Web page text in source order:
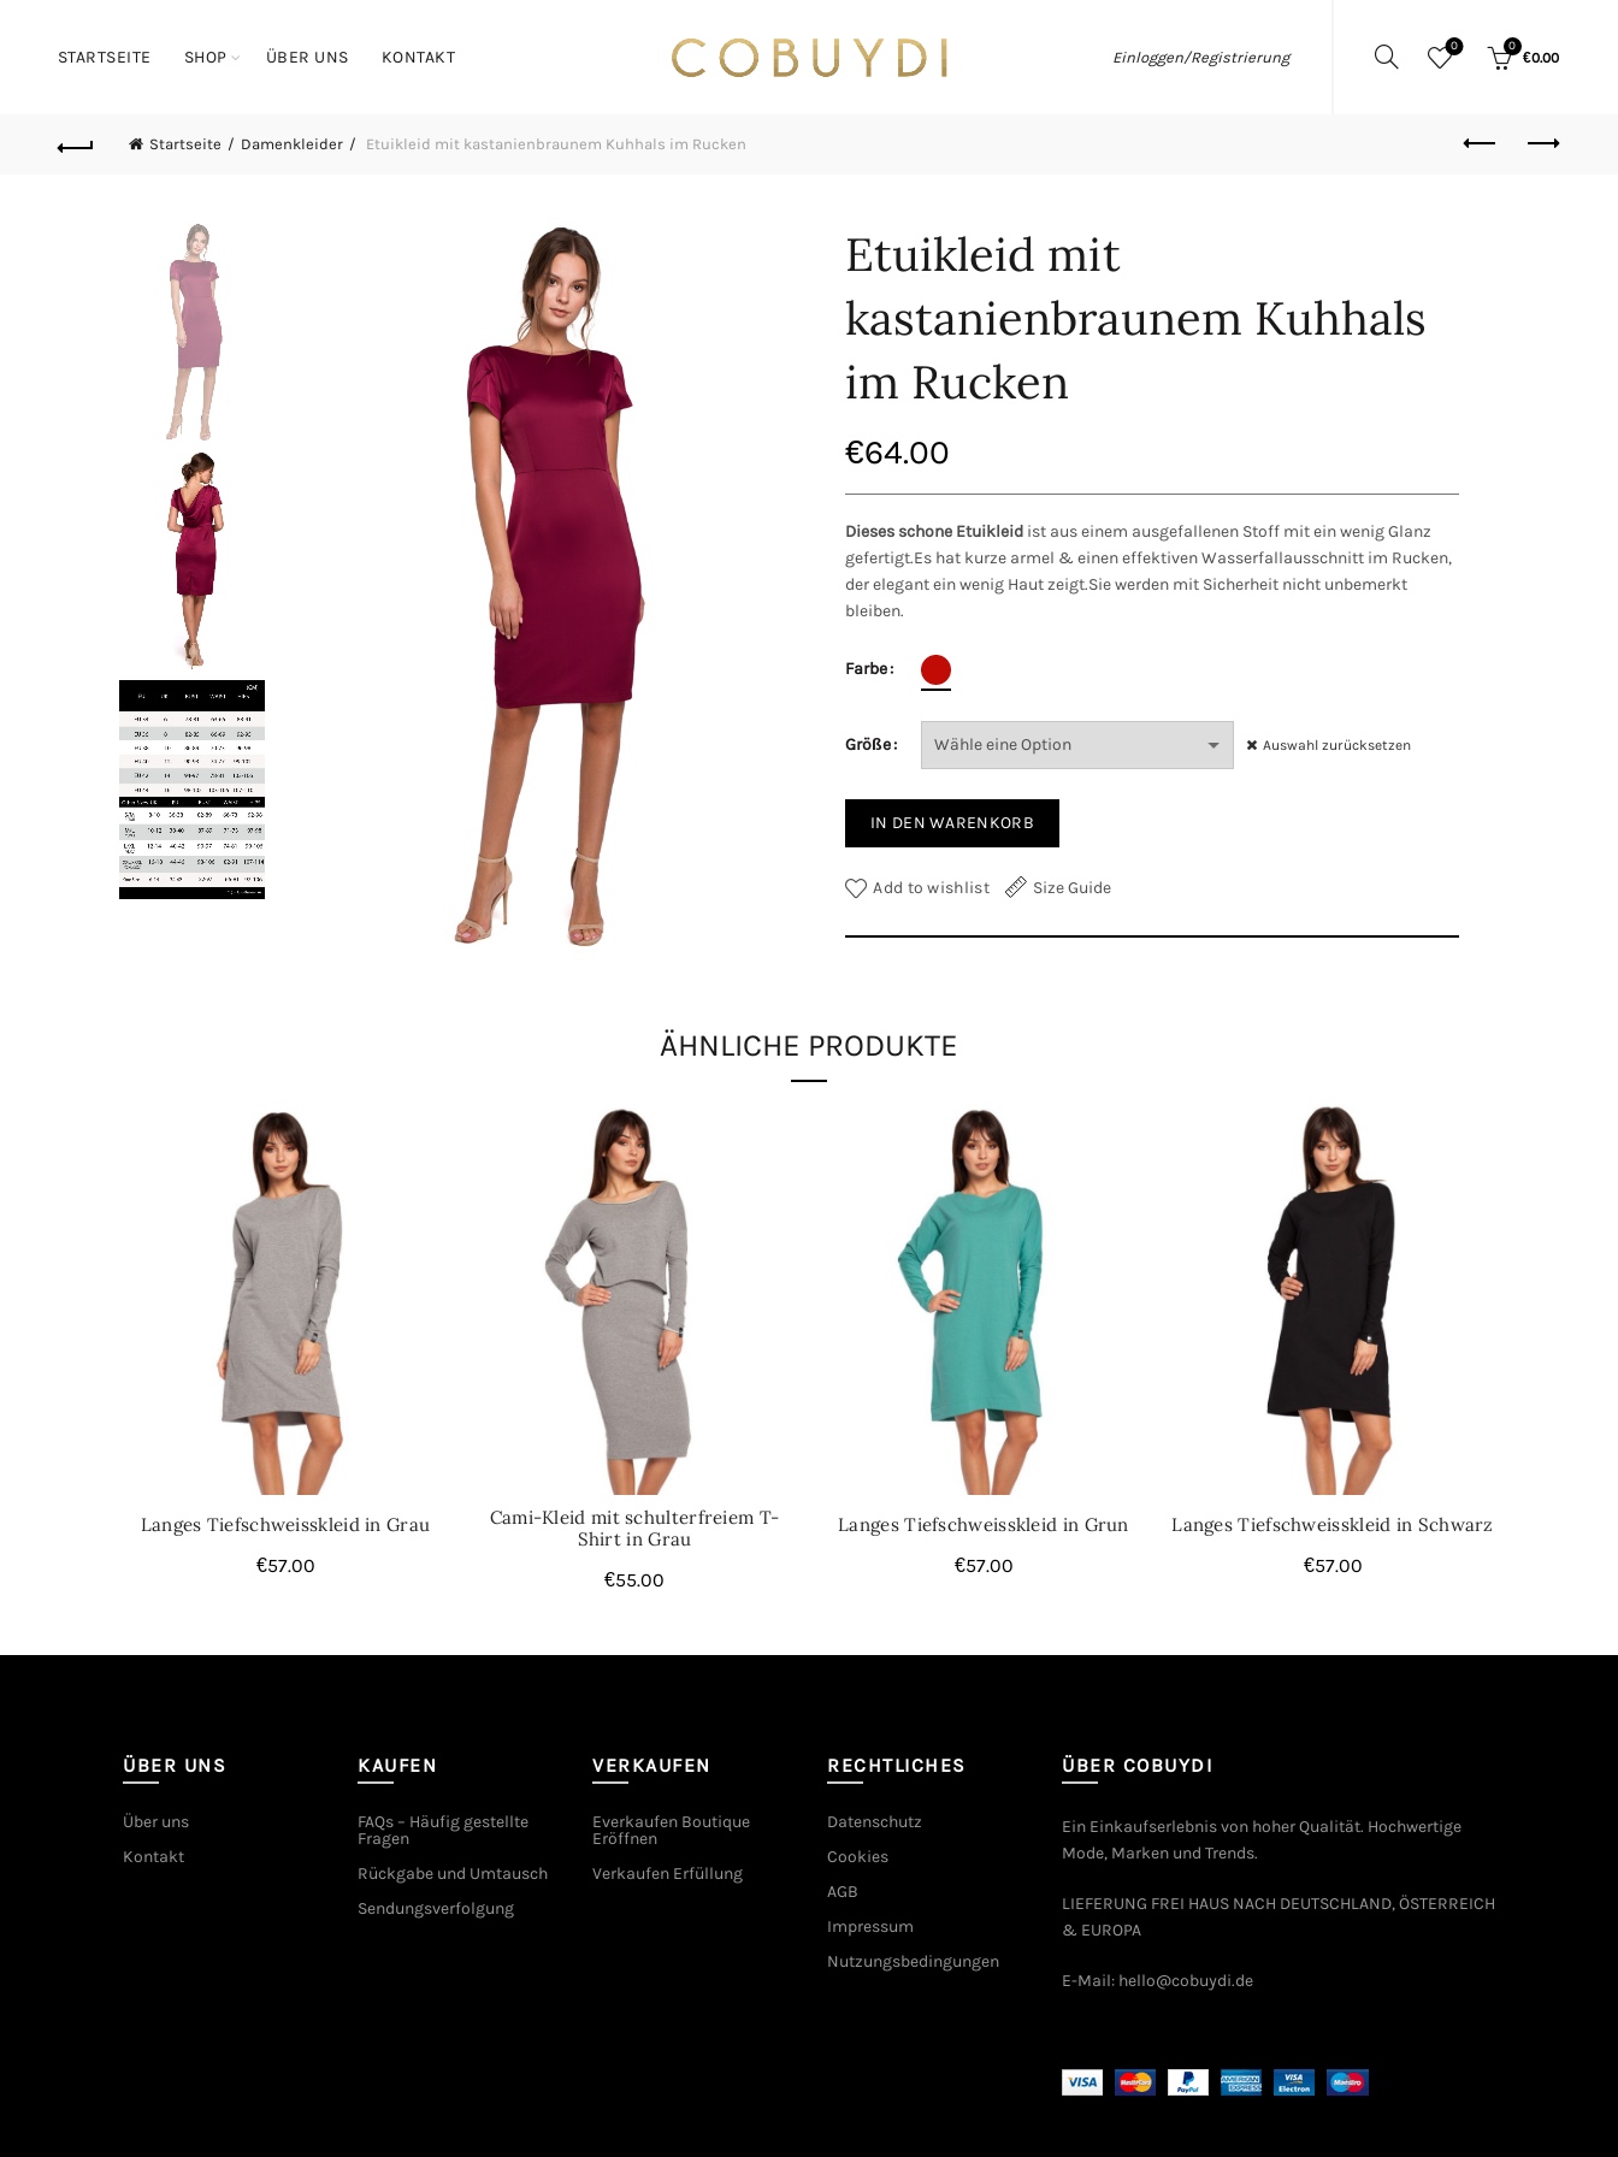
STARTSEITE SHOP ÜBER UNS KONTAKT Einloggen/Registrierung
0 0
€0.00
Startseite Damenkleider Etuikleid mit kastanienbraunem Kuhhals im Rucken
Etuikleid mit
kastanienbraunem Kuhhals
im Rucken
€64.00
Dieses schone Etuikleid ist aus einem ausgefallenen Stoff mit ein wenig Glanz
gefertigt.Es hat kurze armel & einen effektiven Wasserfallausschnitt im Rucken,
der elegant ein wenig Haut zeigt.Sie werden mit Sicherheit nicht unbemerkt
bleiben.
Farbe
Größe Auswahl zurücksetzen
IN DEN WARENKORB
Add to wishlist Size Guide
Damenkleider
ÄHNLICHE PRODUKTE
Langes Tiefschweisskleid in Grau
€57.00
Cami-Kleid mit schulterfreiem T-
Shirt in Grau
€55.00
Langes Tiefschweisskleid in Grun
€57.00
Langes Tiefschweisskleid in Schwarz
€57.00
ÜBER UNS
Über uns
Kontakt
KAUFEN
FAQs – Häufig gestellte
Fragen
Rückgabe und Umtausch
Sendungsverfolgung
VERKAUFEN
Everkaufen Boutique
Eröffnen
Verkaufen Erfüllung
RECHTLICHES
Datenschutz
Cookies
AGB
Impressum
Nutzungsbedingungen
ÜBER COBUYDI
Ein Einkaufserlebnis von hoher Qualität. Hochwertige
Mode, Marken und Trends.
LIEFERUNG FREI HAUS NACH DEUTSCHLAND, ÖSTERREICH
& EUROPA
E-Mail: hello@cobuydi.de